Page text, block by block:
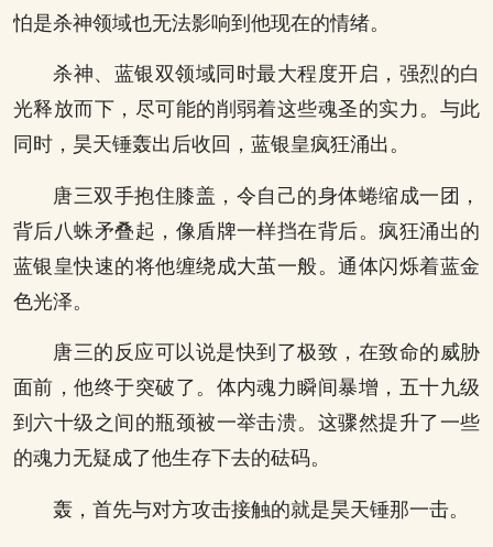
怕是杀神领域也无法影响到他现在的情绪。
杀神、蓝银双领域同时最大程度开启，强烈的白
光释放而下，尽可能的削弱着这些魂圣的实力。与此
同时，昊天锤轰出后收回，蓝银皇疯狂涌出。
唐三双手抱住膝盖，令自己的身体蜷缩成一团，
背后八蛛矛叠起，像盾牌一样挡在背后。疯狂涌出的
蓝银皇快速的将他缠绕成大茧一般。通体闪烁着蓝金
色光泽。
唐三的反应可以说是快到了极致，在致命的威胁
面前，他终于突破了。体内魂力瞬间暴增，五十九级
到六十级之间的瓶颈被一举击溃。这骤然提升了一些
的魂力无疑成了他生存下去的砝码。
轰，首先与对方攻击接触的就是昊天锤那一击。